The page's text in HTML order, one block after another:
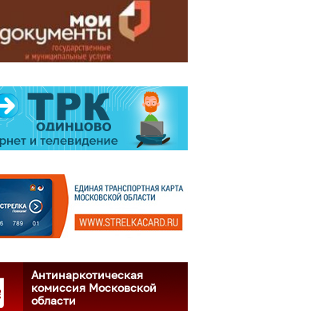
Антинаркотическая
комиссия Московской
области